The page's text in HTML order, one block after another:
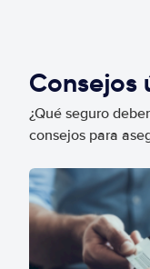
¿Qué seguro
consejos para